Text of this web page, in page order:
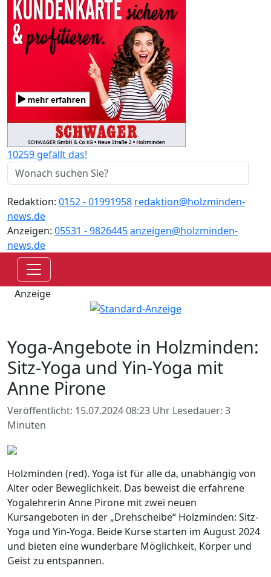
10259 gefällt das!
Redaktion: 0152 - 01991958 redaktion@holzminden-
news.de
Anzeigen: 05531 - 9826445anzeigen@holzminden-
news.de
Anzeige
Yoga-Angebote in Holzminden:
Sitz-Yoga und Yin-Yoga mit
Anne Pirone
Veröffentlicht: 15.07.2024 08:23 Uhr Lesedauer: 3
Minuten
Holzminden (red). Yoga ist für alle da, unabhängig von
Alter oder Beweglichkeit. Das beweist die erfahrene
Yogalehrerin Anne Pirone mit zwei neuen
Kursangeboten in der „Drehscheibe“ Holzminden: Sitz-
Yoga und Yin-Yoga. Beide Kurse starten im August 2024
und bieten eine wunderbare Möglichkeit, Körper und
Geist zu entspannen.